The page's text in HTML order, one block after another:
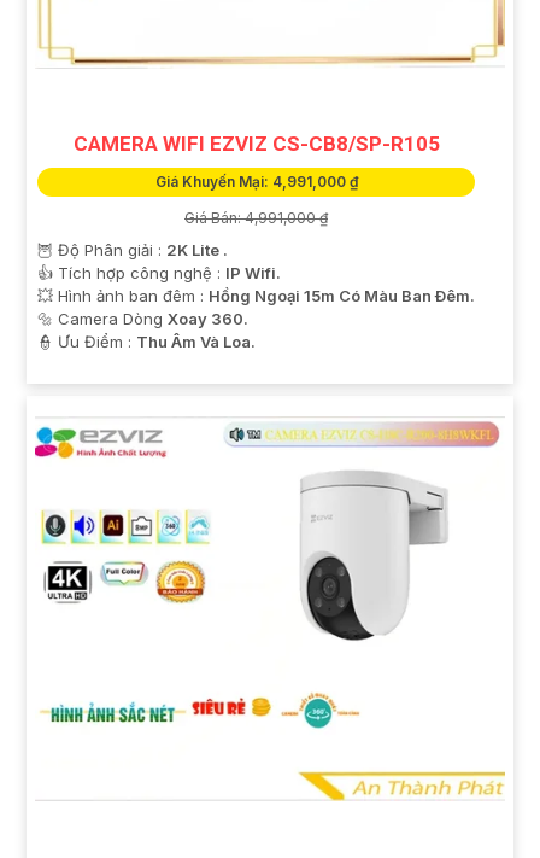
CAMERA WIFI EZVIZ CS-CB8/SP-R105
Giá Khuyến Mại: 4,991,000 ₫
Giá Bán: 4,991,000 ₫
🦉 Độ Phân giải : 2K Lite .
👍 Tích hợp công nghệ : IP Wifi.
💥 Hình ảnh ban đêm : Hồng Ngoại 15m Có Màu Ban Ðêm.
🔩 Camera Dòng Xoay 360.
️👮 Ưu Điểm : Thu Âm Và Loa.